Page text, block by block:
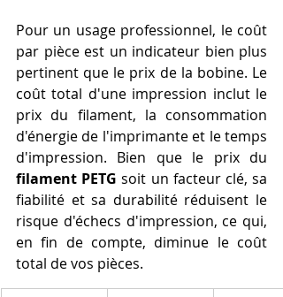
Pour un usage professionnel, le coût
par pièce est un indicateur bien plus
pertinent que le prix de la bobine. Le
coût total d'une impression inclut le
prix du filament, la consommation
d'énergie de l'imprimante et le temps
filament PETG soit un facteur clé, sa
fiabilité et sa durabilité réduisent le
risque d'échecs d'impression, ce qui,
en fin de compte, diminue le coût
total de vos pièces.